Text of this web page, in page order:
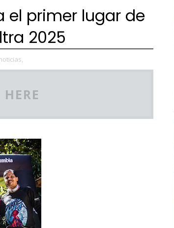
el primer lugar de
2025